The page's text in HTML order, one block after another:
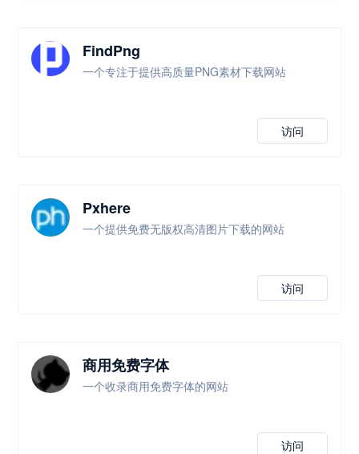
FindPng
一个专注于提供高质量PNG素材下载网站
访问
Pxhere
一个提供免费无版权高清图片下载的网站
访问
商用免费字体
一个收录商用免费字体的网站
访问